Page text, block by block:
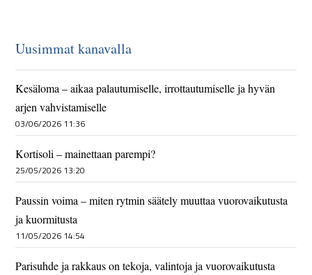
Uusimmat kanavalla
Kesäloma – aikaa palautumiselle, irrottautumiselle ja hyvän
arjen vahvistamiselle
03/06/2026 11:36
Kortisoli – mainettaan parempi?
25/05/2026 13:20
Paussin voima – miten rytmin säätely muuttaa vuorovaikutusta
ja kuormitusta
11/05/2026 14:54
Parisuhde ja rakkaus on tekoja, valintoja ja vuorovaikutusta